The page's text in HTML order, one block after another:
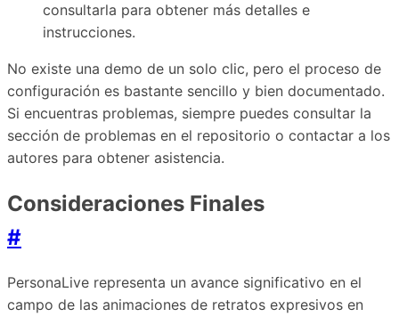
consultarla para obtener más detalles e
instrucciones.
No existe una demo de un solo clic, pero el proceso de
configuración es bastante sencillo y bien documentado.
Si encuentras problemas, siempre puedes consultar la
sección de problemas en el repositorio o contactar a los
autores para obtener asistencia.
Consideraciones Finales
#
PersonaLive representa un avance significativo en el
campo de las animaciones de retratos expresivos en